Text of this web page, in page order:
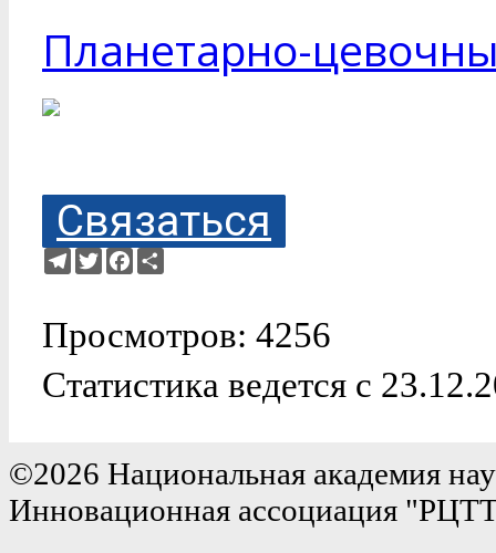
Планетарно-
Связаться
Telegram
TwitterFacebook
Просмотров: 4256
Статистика ведется с
©2026 Национальная академия
Инновационная ассоциация